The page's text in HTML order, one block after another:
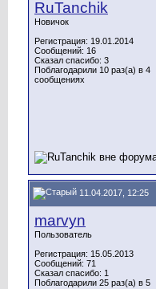
RuTanchik
Новичок
Регистрация: 19.01.2014
Сообщений: 16
Сказал спасибо: 3
Поблагодарили 10 раз(а) в 4
сообщениях
11.04.2017, 12:25
marvyn
Пользователь
Регистрация: 15.05.2013
Сообщений: 71
Сказал спасибо: 1
Поблагодарили 25 раз(а) в 5